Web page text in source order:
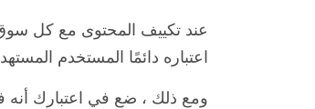
عند تكييف المحتوى مع كل
اعتباره دائمًا المستخدم
ومع ذلك ، ضع في اعتبارك أنه